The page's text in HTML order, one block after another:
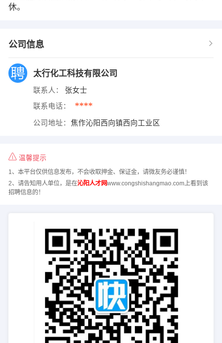
休。
公司信息
太行化工科技有限公司
联系人： 张女士
联系电话： ****
公司地址： 焦作沁阳西向镇西向工业区
温馨提示
1、本平台仅供信息发布，不会收取押金、保证金，请微友务必谨慎！
2、请告知用人单位，是在沁阳人才网www.congshishangmao.com上看到该
招聘信息的！